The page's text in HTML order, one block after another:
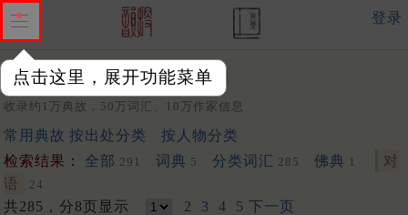
点击这里，展开功能菜单
登录
关键词：
收录约1万典故，50万词汇、10万作家信息
常用典故 按出处分类
按人物分类
检索结果：
全部 291 词典 5 分类词汇 285 佛典 1
对
语
24
共285，分8页显示 2 3 4 5 下一页